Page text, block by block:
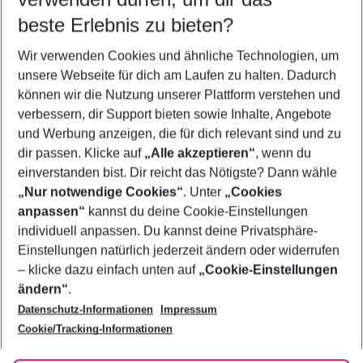
5-8 Nächte
2 Erwachsene Keine Kinder
Mehr Filter anzeigen
Footer
Footer navigation
Über uns
AGB
Bestpreisgarantie
Cookie-Einstellungen ändern
Cookie-Richtlinie
Agenturbetreuung
Barrierefreies Reisen
Folge uns
beste Erlebnis zu bieten?
Wir verwenden Cookies und ähnliche Technologien, um
unsere Webseite für dich am Laufen zu halten. Dadurch
können wir die Nutzung unserer Plattform verstehen und
verbessern, dir Support bieten sowie Inhalte, Angebote
und Werbung anzeigen, die für dich relevant sind und zu
dir passen. Klicke auf „Alle akzeptieren“, wenn du
einverstanden bist. Dir reicht das Nötigste? Dann wähle
„Nur notwendige Cookies“. Unter „Cookies
anpassen“ kannst du deine Cookie-Einstellungen
individuell anpassen. Du kannst deine Privatsphäre-
Einstellungen natürlich jederzeit ändern oder widerrufen
– klicke dazu einfach unten auf „Cookie-Einstellungen
ändern“.
Datenschutz-Informationen
Impressum
Cookie/Tracking-Informationen